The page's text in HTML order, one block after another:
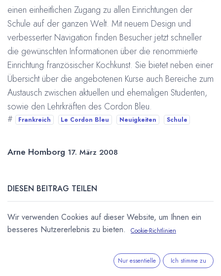
einen einheitlichen Zugang zu allen Einrichtungen der
Schule auf der ganzen Welt. Mit neuem Design und
verbesserter Navigation finden Besucher jetzt schneller
die gewünschten Informationen über die renommierte
Einrichtung französischer Kochkunst. Sie bietet neben einer
Übersicht über die angebotenen Kurse auch Bereiche zum
Austausch zwischen aktuellen und ehemaligen Studenten,
sowie den Lehrkräften des Cordon Bleu.
# Frankreich Le Cordon Bleu Neuigkeiten Schule
Arne Homborg 17. März 2008
DIESEN BEITRAG TEILEN
Wir verwenden Cookies auf dieser Website, um Ihnen ein
besseres Nutzererlebnis zu bieten.
Cookie-Richtlinien
Nur essentielle Ich stimme zu